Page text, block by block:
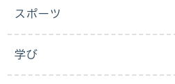
スポーツ
学び